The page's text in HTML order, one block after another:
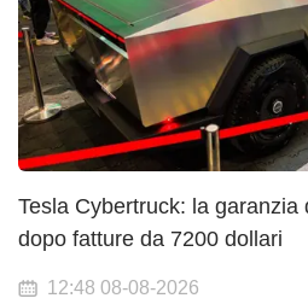
Tesla Cybertruck: la garanzia
dopo fatture da 7200 dollari
12:48 08-08-2026